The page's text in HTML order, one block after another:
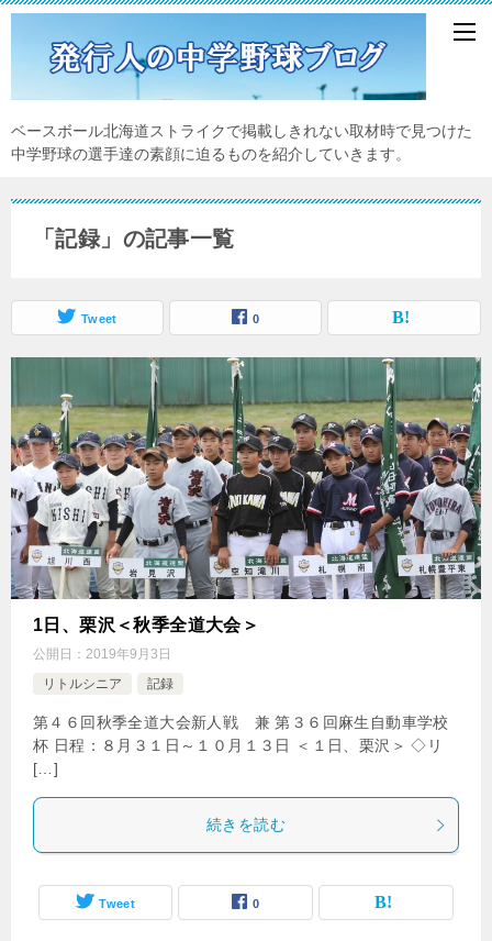
ベースボール北海道ストライクで掲載しきれない取材時で見つけた
中学野球の選手達の素顔に迫るものを紹介していきます。
「記録」の記事一覧
Tweet 0
1日、栗沢＜秋季全道大会＞
公開日： 2019年9月3日
リトルシニア
記録
第４６回秋季全道大会新人戦 兼 第３６回麻生自動車学校
杯 日程：８月３１日～１０月１３日 ＜１日、栗沢＞ ◇リ
[…]
続きを読む
Tweet 0